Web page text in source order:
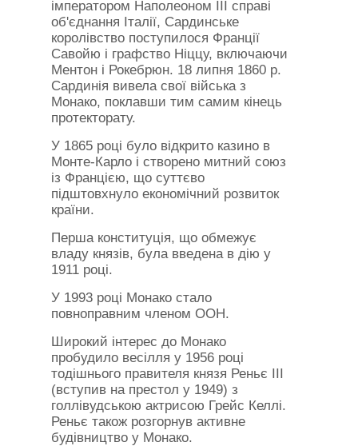
імператором Наполеоном III справі
об'єднання Італії, Сардинське
королівство поступилося Франції
Савойю і графство Ніццу, включаючи
Ментон і Рокебрюн. 18 липня 1860 р.
Сардинія вивела свої війська з
Монако, поклавши тим самим кінець
протекторату.
У 1865 році було відкрито казино в
Монте-Карло і створено митний союз
із Францією, що суттєво
підштовхнуло економічний розвиток
країни.
Перша конституція, що обмежує
владу князів, була введена в дію у
1911 році.
У 1993 році Монако стало
повноправним членом ООН.
Широкий інтерес до Монако
пробудило весілля у 1956 році
тодішнього правителя князя Реньє III
(вступив на престол у 1949) з
голлівудською актрисою Грейс Келлі.
Реньє також розгорнув активне
будівництво у Монако.